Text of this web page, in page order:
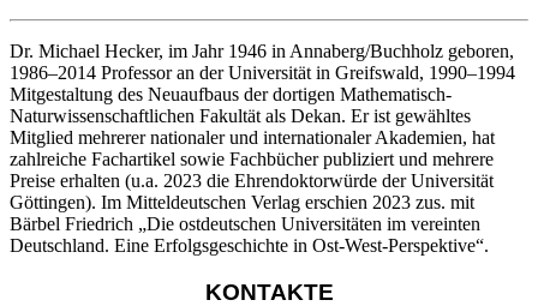
Dr. Michael Hecker, im Jahr 1946 in Annaberg/Buchholz geboren,
1986–2014 Professor an der Universität in Greifswald, 1990–1994
Mitgestaltung des Neuaufbaus der dortigen Mathematisch-
Naturwissenschaftlichen Fakultät als Dekan. Er ist gewähltes
Mitglied mehrerer nationaler und internationaler Akademien, hat
zahlreiche Fachartikel sowie Fachbücher publiziert und mehrere
Preise erhalten (u.a. 2023 die Ehrendoktorwürde der Universität
Göttingen). Im Mitteldeutschen Verlag erschien 2023 zus. mit
Bärbel Friedrich „Die ostdeutschen Universitäten im vereinten
Deutschland. Eine Erfolgsgeschichte in Ost-West-Perspektive“.
KONTAKTE